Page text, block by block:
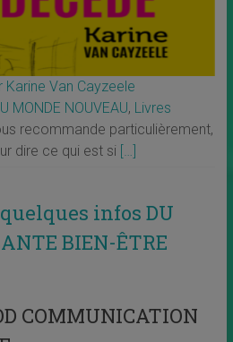
Van Cayzeele
MONDE NOUVEAU, Livres
recommande particulièrement,
dire ce qui est si […]
infos DU
BIEN-ÊTRE
COMMUNICATION